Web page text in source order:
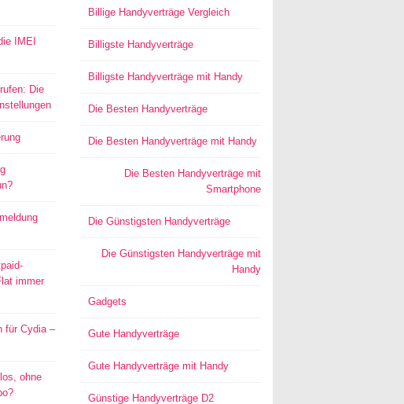
IMEI
Die
immer
für Cydia –
ohne
Billige Handyverträge Vergleich
Billigste Handyverträge
Billigste Handyverträge mit Handy
Die Besten Handyverträge
Die Besten Handyverträge mit Handy
Die Besten Handyverträge mit
Smartphone
Die Günstigsten Handyverträge
Die Günstigsten Handyverträge mit
Handy
Gadgets
Gute Handyverträge
Gute Handyverträge mit Handy
Günstige Handyverträge D2